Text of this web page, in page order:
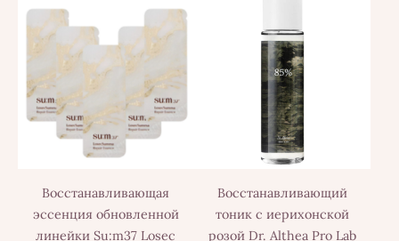
Восстанавливающая
эссенция обновленной
линейки Su:m37 Losec
Восстанавливающий
тоник с иерихонской
розой Dr. Althea Pro Lab